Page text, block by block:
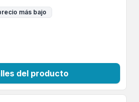
más bajo
del producto